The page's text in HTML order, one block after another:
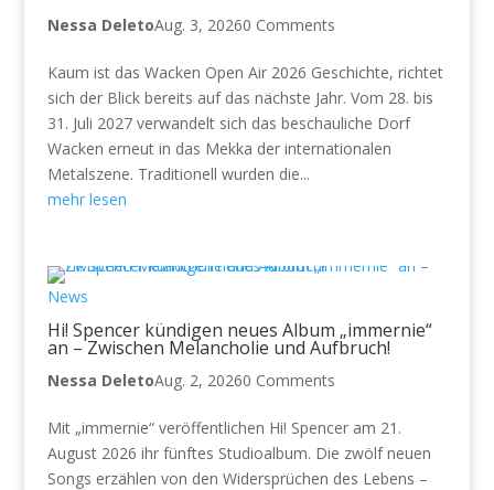
Nessa DeletoAug. 3, 20260 Comments
Kaum ist das Wacken Open Air 2026 Geschichte, richtet
sich der Blick bereits auf das nächste Jahr. Vom 28. bis
31. Juli 2027 verwandelt sich das beschauliche Dorf
Wacken erneut in das Mekka der internationalen
Metalszene. Traditionell wurden die...
mehr lesen
News
Hi! Spencer kündigen neues Album „immernie“
an – Zwischen Melancholie und Aufbruch!
Nessa DeletoAug. 2, 20260 Comments
Mit „immernie“ veröffentlichen Hi! Spencer am 21.
August 2026 ihr fünftes Studioalbum. Die zwölf neuen
Songs erzählen von den Widersprüchen des Lebens –